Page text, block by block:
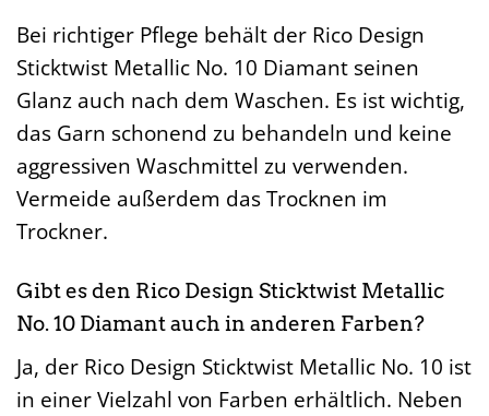
Bei richtiger Pflege behält der Rico Design
Sticktwist Metallic No. 10 Diamant seinen
Glanz auch nach dem Waschen. Es ist wichtig,
das Garn schonend zu behandeln und keine
aggressiven Waschmittel zu verwenden.
Vermeide außerdem das Trocknen im
Trockner.
Gibt es den Rico Design Sticktwist Metallic
No. 10 Diamant auch in anderen Farben?
Ja, der Rico Design Sticktwist Metallic No. 10 ist
in einer Vielzahl von Farben erhältlich. Neben